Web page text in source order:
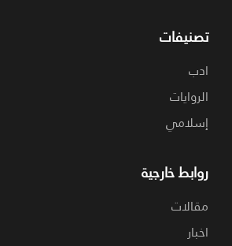
تصنيفات
ادب
الروايات
إسلامي
روابط خارجية
مقالات
اخبار